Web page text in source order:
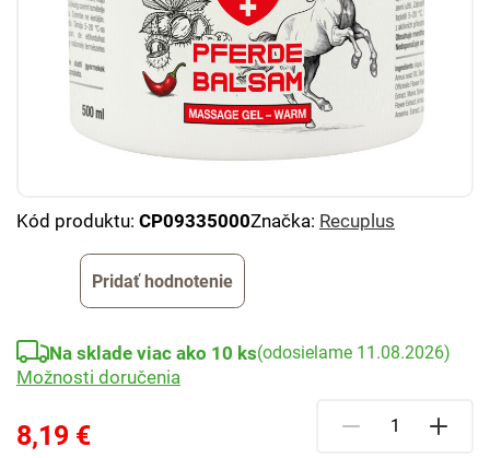
Kód produktu: CP09335000Značka: Recuplus
Pridať hodnotenie
8,19 €
Na sklade viac ako 10 ks(odosielame 11.08.2026)
Možnosti doručenia